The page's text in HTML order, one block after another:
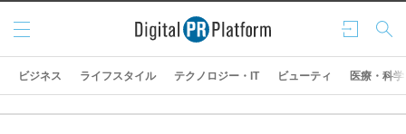
ログ
イン
検索
メニ
ュー
ビジネス ライフスタイル テクノロジー・IT ビューティ 医療・科学